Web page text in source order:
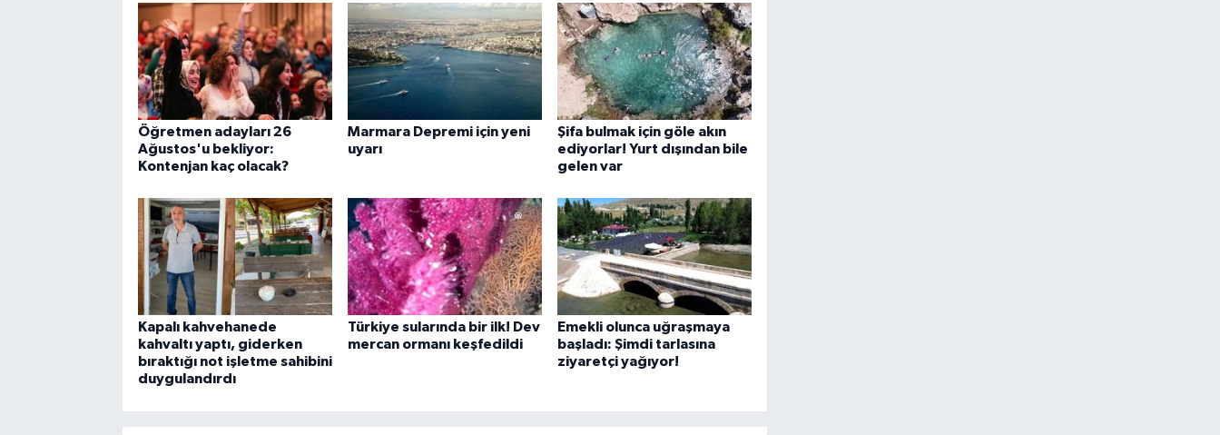
Öğretmen adayları 26
Ağustos'u bekliyor:
Kontenjan kaç olacak?
Marmara Depremi için yeni
uyarı
Şifa bulmak için göle akın
ediyorlar! Yurt dışından bile
gelen var
Kapalı kahvehanede
kahvaltı yaptı, giderken
bıraktığı not işletme sahibini
duygulandırdı
Türkiye sularında bir ilk! Dev
mercan ormanı keşfedildi
Emekli olunca uğraşmaya
başladı: Şimdi tarlasına
ziyaretçi yağıyor!